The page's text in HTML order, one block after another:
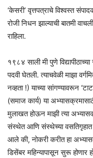
‘केसरी’ वृत्तपत्राचे विश्वस्त
रोजी निधन झाल्याची बातमी
राहिला.
१९८४ साली मी पुणे
पदवी घेतली. त्याचवेळी माझा
नव्हता !) याच्या सांगण्यावरून
(समाज कार्य) या
मुलाखत होऊन माझी त्या
संस्थेत आणि संस्थेच्या वसतिगृहात
आले की, नोकरी करीत हा
डिसेंबर महिन्यापासून सुरू